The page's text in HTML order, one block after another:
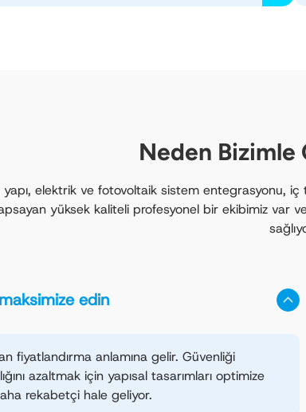
Neden Bizimle
elektrik ve fotovoltaik sistem entegrasyonu, iç
yüksek kaliteli profesyonel bir ekibimiz var
maksimize edin
fiyatlandırma anlamına gelir. Güvenliği
azaltmak için yapısal tasarımları optimize
rekabetçi hale geliyor.